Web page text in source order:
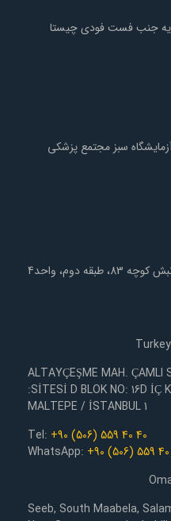
جنب فست فودی چیستا
سبز مجتمع پزشکی
دوم، واحد4
ALTAYÇEŞME MAH. ÇAMLI
SİTESİ D BLOK NO: 16D İÇ
1 MALTEPE / İSTANBUL
Tel: +90 (506) 559 40 40
WhatsApp: +90 (506) 559
Seeb, South Maabela,